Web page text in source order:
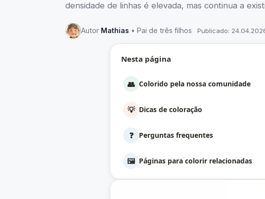
densidade de linhas é elevada, mas continua a
Autor Mathias • Pai de três filhos Publicado:
Nesta página
👥 Colorido pela nossa comunidade
💡 Dicas de coloração
❓ Perguntas frequentes
🖼️ Páginas para colorir relacionadas